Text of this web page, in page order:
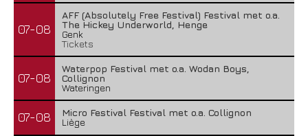
07-08
AFF (Absolutely Free Festival) Festival met o.a.
The Hickey Underworld, Henge
Genk
Tickets
07-08
Waterpop Festival met o.a. Wodan Boys,
Collignon
Wateringen
07-08
Micro Festival Festival met o.a. Collignon
Liège